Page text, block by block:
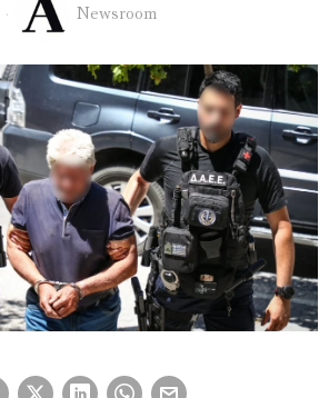
Newsroom